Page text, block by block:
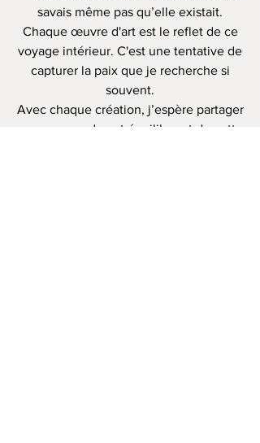
savais même pas qu’elle existait.
Chaque œuvre d'art est le reflet de ce
voyage intérieur. C'est une tentative de
capturer la paix que je recherche si
souvent.
Avec chaque création, j’espère partager
un morceau de cet équilibre et de cette